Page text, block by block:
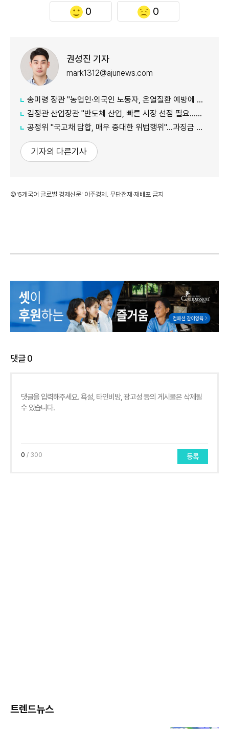
0 0
권성진 기자
mark1312@ajunews.com
송미령 장관 "농업인·외국인 노동자, 온열질환 예방에 가용자원 총동원"
김정관 산업장관 "반도체 산업, 빠른 시장 선점 필요…주52시간제 손봐야"
공정위 "국고채 담합, 매우 중대한 위법행위"...과징금 최대 15조원 전망
기자의 다른기사
©'5개국어 글로벌 경제신문' 아주경제. 무단전재·재배포 금지
댓글0
0 / 300 등록
트렌드뉴스